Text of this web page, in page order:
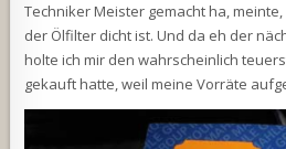
Techniker Meister gemacht ha,
der Ölfilter dicht ist. Und da eh der
holte ich mir den wahrscheinlich
gekauft hatte, weil meine Vorräte